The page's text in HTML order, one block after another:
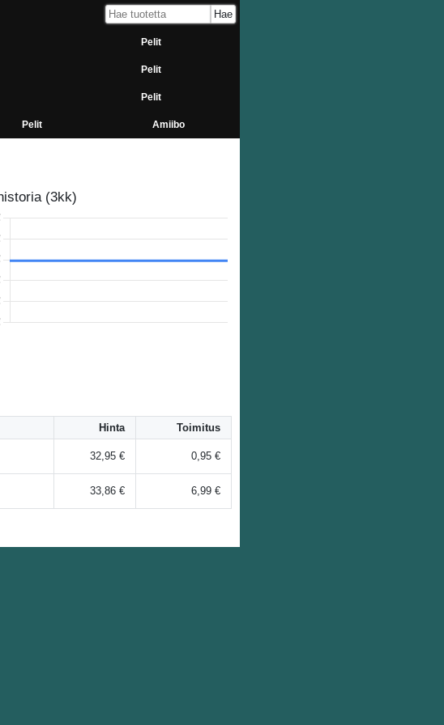
Pelit
Pelit
Pelit
Pelit Amiibo
(3kk)
Hinta Toimitus
32,95 € 0,95 €
33,86 € 6,99 €